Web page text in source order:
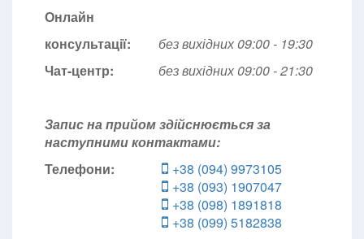
Онлайн
консультації:
без вихідних 09:00 - 19:30
Чат-центр:
без вихідних 09:00 - 21:30
Запис на прийом здійснюється за
наступними контактами:
Телефони:
+38 (094) 9973105
+38 (093) 1907047
+38 (098) 1891818
+38 (099) 5182838